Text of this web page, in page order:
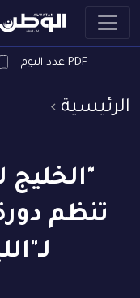
PDF عدد اليوم
الرئيسية
"الخليج
تنظم